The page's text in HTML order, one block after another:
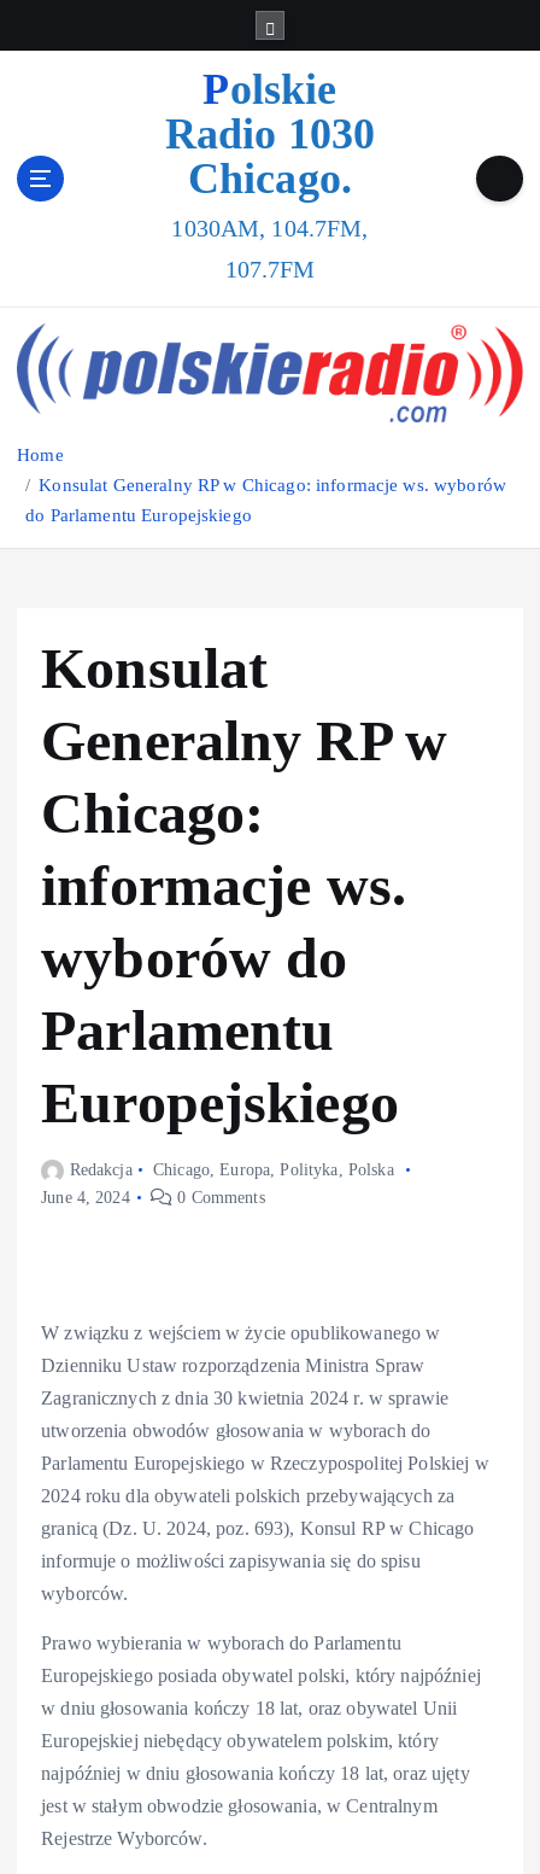
Polskie
Radio 1030
Chicago.
1030AM, 104.7FM,
107.7FM
Home
Konsulat Generalny RP w Chicago: informacje ws. wyborów
do Parlamentu Europejskiego
Konsulat
Generalny RP w
Chicago:
informacje ws.
wyborów do
Parlamentu
Europejskiego
Redakcja Chicago,Europa ,Polityka Polska
June 4, 2024
0 Comments
W związku z wejściem w życie opublikowanego w
Dzienniku Ustaw rozporządzenia Ministra Spraw
Zagranicznych z dnia 30 kwietnia 2024 r. w sprawie
utworzenia obwodów głosowania w wyborach do
Parlamentu Europejskiego w Rzeczypospolitej Polskiej w
2024 roku dla obywateli polskich przebywających za
granicą (Dz. U. 2024, poz. 693), Konsul RP w Chicago
informuje o możliwości zapisywania się do spisu
wyborców.
Prawo wybierania w wyborach do Parlamentu
Europejskiego posiada obywatel polski, który najpóźniej
w dniu głosowania kończy 18 lat, oraz obywatel Unii
Europejskiej niebędący obywatelem polskim, który
najpóźniej w dniu głosowania kończy 18 lat, oraz ujęty
jest w stałym obwodzie głosowania, w Centralnym
Rejestrze Wyborców.